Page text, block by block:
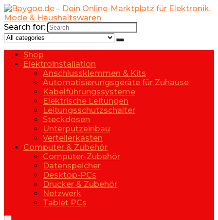
Search for:
Shop
Elektroinstallation
Anschlussklemmen & Kits
Automatisierungsgeräte für Zuhause
Kabelführungssysteme
Elektrische Leitungen
Leitungsschutzschalter
Steckdosen
Unterputzeinbau
Verteilerkästen
Computer & Zubehör
Computer-Zubehör
Datenspeicher
Desktop-PCs
Drucker & Zubehör
Netzwerk
Tablet PCs